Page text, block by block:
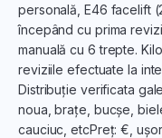
personală, E46 facelift
începând cu prima
manuală cu 6 trepte.
reviziile efectuate la
Distribuție verificata
noua, brațe, bucșe,
cauciuc, etcPreț: €,